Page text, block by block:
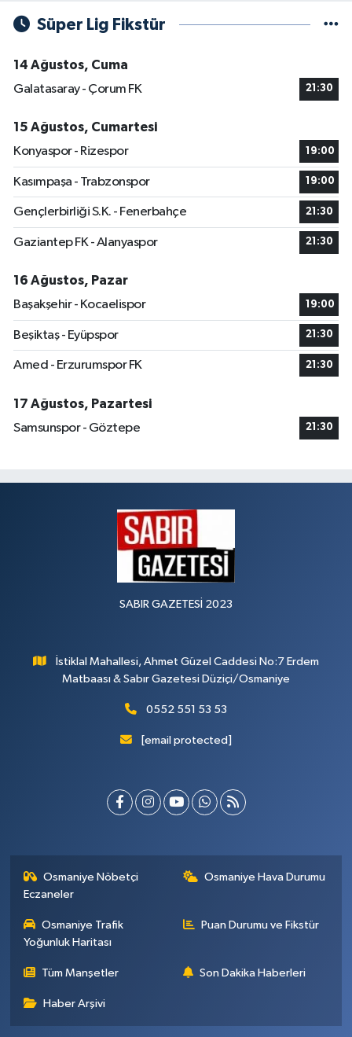
Süper Lig Fikstür
14 Ağustos, Cuma
Galatasaray - Çorum FK
21:30
15 Ağustos, Cumartesi
Konyaspor - Rizespor
19:00
Kasımpaşa - Trabzonspor 19:00
Gençlerbirliği S.K. - Fenerbahçe 21:30
Gaziantep FK - Alanyaspor 21:30
16 Ağustos, Pazar
Başakşehir - Kocaelispor
19:00
Beşiktaş - Eyüpspor 21:30
Amed - Erzurumspor FK 21:30
17 Ağustos, Pazartesi
Samsunspor - Göztepe
21:30
SABIR GAZETESİ 2023
İstiklal Mahallesi, Ahmet Güzel Caddesi No:7 Erdem
Matbaası & Sabır Gazetesi Düziçi/Osmaniye
0552 551 53 53
[email protected]
Osmaniye Nöbetçi
Eczaneler
Osmaniye Hava Durumu
Osmaniye Trafik
Yoğunluk Haritası
Puan Durumu ve Fikstür
Tüm Manşetler Son Dakika Haberleri
Haber Arşivi